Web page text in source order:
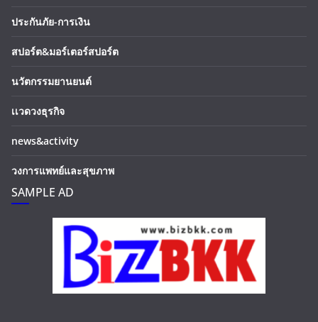
ประกันภัย-การเงิน
สปอร์ต&มอร์เตอร์สปอร์ต
นวัตกรรมยานยนต์
เเวดวงธุรกิจ
news&activity
วงการแพทย์และสุขภาพ
SAMPLE AD